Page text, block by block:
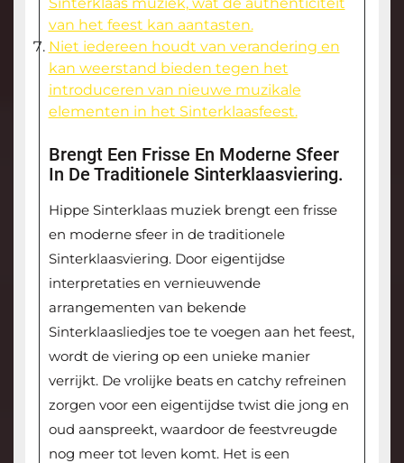
van het feest kan aantasten.
Niet iedereen houdt van verandering en
kan weerstand bieden tegen het
introduceren van nieuwe muzikale
elementen in het Sinterklaasfeest.
Brengt Een Frisse En Moderne Sfeer
In De Traditionele Sinterklaasviering.
Hippe Sinterklaas muziek brengt een frisse
en moderne sfeer in de traditionele
Sinterklaasviering. Door eigentijdse
interpretaties en vernieuwende
arrangementen van bekende
Sinterklaasliedjes toe te voegen aan het feest,
wordt de viering op een unieke manier
verrijkt. De vrolijke beats en catchy refreinen
zorgen voor een eigentijdse twist die jong en
oud aanspreekt, waardoor de feestvreugde
nog meer tot leven komt. Het is een